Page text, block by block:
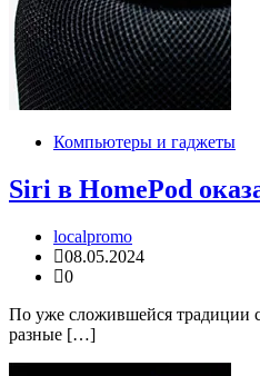
Компьютеры и гаджеты
Siri в HomePod
localpromo
08.05.2024
0
По уже сложившейся традиции
разные […]